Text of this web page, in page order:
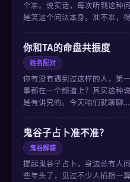
个准。说实话，每次听到这种
是笑这个问法本身。准不准，
你和TA的命盘共振度
姓名配对
你有没有遇到过这样的人，第
事都在一个频道上？其实这种
是有讲究的。今天咱们就聊聊…
鬼谷子占卜准不准？
鬼谷解惑
提起鬼谷子占卜，身边总有人
些年头了，见过不少人掐指一